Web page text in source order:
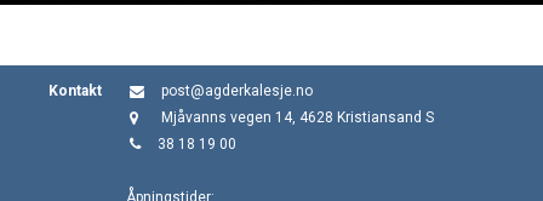
Kontakt
post@agderkalesje.no
Mjåvanns vegen 14, 4628 Kristiansand S
38 18 19 00
Åpningstider: